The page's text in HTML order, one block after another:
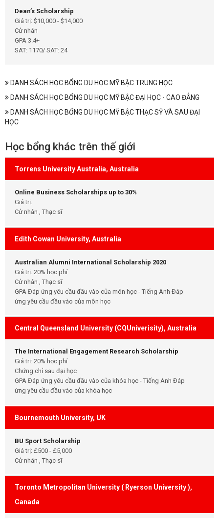
Dean’s Scholarship
Giá trị: $10,000 - $14,000
Cử nhân
GPA 3.4+
SAT: 1170/ SAT: 24
DANH SÁCH HỌC BỔNG DU HỌC MỸ BẬC TRUNG HỌC
DANH SÁCH HỌC BỔNG DU HỌC MỸ BẬC ĐẠI HỌC - CAO ĐẲNG
DANH SÁCH HỌC BỔNG DU HỌC MỸ BẬC THẠC SỸ VÀ SAU ĐẠI
HỌC
Học bổng khác trên thế giới
Torrens University Australia, Australia
Online Business Scholarships up to 30%
Giá trị:
Cử nhân , Thạc sĩ
Edith Cowan University, Australia
Australian Alumni International Scholarship 2020
Giá trị: 20% học phí
Cử nhân , Thạc sĩ
GPA Đáp ứng yêu cầu đầu vào của môn học - Tiếng Anh Đáp
ứng yêu cầu đầu vào của môn học
Central Queensland University (CQUniverisity), Australia
The International Engagement Research Scholarship
Giá trị: 20% học phí
Chứng chỉ sau đại học
GPA Đáp ứng yêu cầu đầu vào của khóa học - Tiếng Anh Đáp
ứng yêu cầu đầu vào của khóa học
Bournemouth University, UK
BU Sport Scholarship
Giá trị: £500 - £5,000
Cử nhân , Thạc sĩ
Toronto Metropolitan University ( Ryerson University ),
Canada